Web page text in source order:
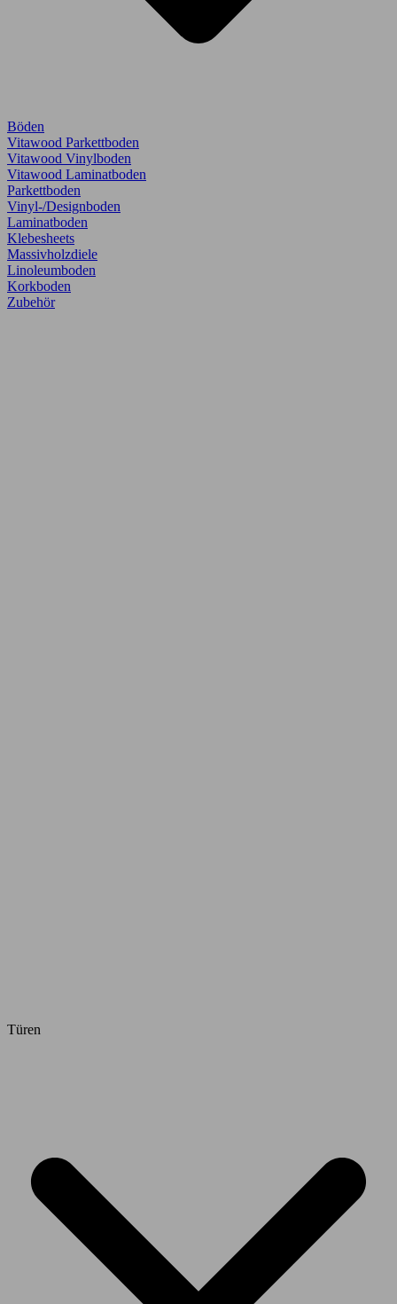
Böden
Vitawood Parkettboden
Vitawood Vinylboden
Vitawood Laminatboden
Parkettboden
Vinyl-/Designboden
Laminatboden
Klebesheets
Massivholzdiele
Linoleumboden
Korkboden
Zubehör
Türen